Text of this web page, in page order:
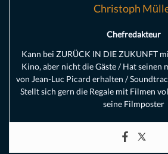
Christoph
Chefredakteur
Kann bei ZURÜCK IN DIE ZUKUNFT
Kino, aber nicht die Gäste / Hat seinen
von Jean-Luc Picard erhalten /
Stellt sich gern die Regale mit Filmen
seine Filmposter